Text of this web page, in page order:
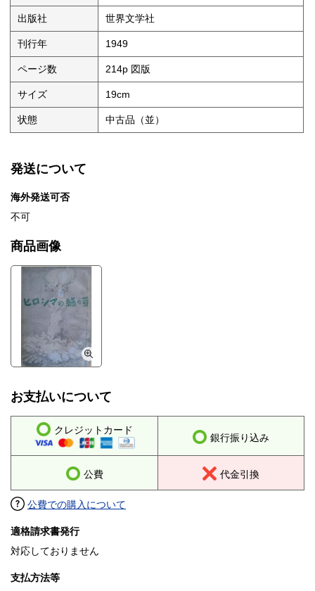
出版社 世界文学社
刊行年 1949
ページ数 214p 図版
サイズ 19cm
状態 中古品（並）
発送について
海外発送可否
不可
商品画像
お支払いについて
クレジットカード
銀行振り込み
公費 代金引換
公費での購入について
適格請求書発行
対応しておりません
支払方法等